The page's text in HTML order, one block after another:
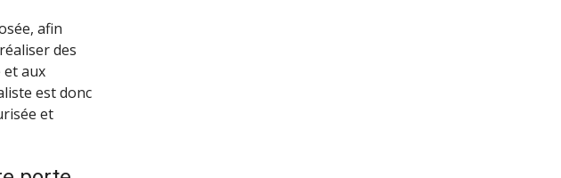
afin
des
aux
est donc
et